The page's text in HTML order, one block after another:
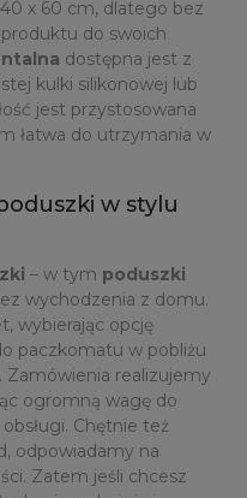
x 60 cm, dlatego bez
do swoich
dostępna jest z
kulki silikonowej lub
jest przystosowana
łatwa do utrzymania w
w stylu
– w tym poduszki
wychodzenia z domu.
wybierając opcję
paczkomatu w pobliżu
Zamówienia realizujemy
ogromną wagę do
Chętnie też
odpowiadamy na
Zatem jeśli chcesz